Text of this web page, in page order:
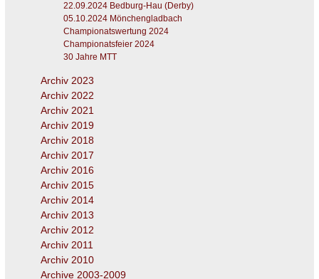
22.09.2024 Bedburg-Hau (Derby)
05.10.2024 Mönchengladbach
Championatswertung 2024
Championatsfeier 2024
30 Jahre MTT
Archiv 2023
Archiv 2022
Archiv 2021
Archiv 2019
Archiv 2018
Archiv 2017
Archiv 2016
Archiv 2015
Archiv 2014
Archiv 2013
Archiv 2012
Archiv 2011
Archiv 2010
Archive 2003-2009